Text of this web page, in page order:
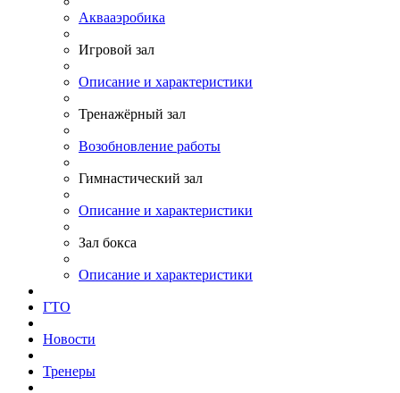
Аквааэробика
Игровой зал
Описание и характеристики
Тренажёрный зал
Возобновление работы
Гимнастический зал
Описание и характеристики
Зал бокса
Описание и характеристики
ГТО
Новости
Тренеры